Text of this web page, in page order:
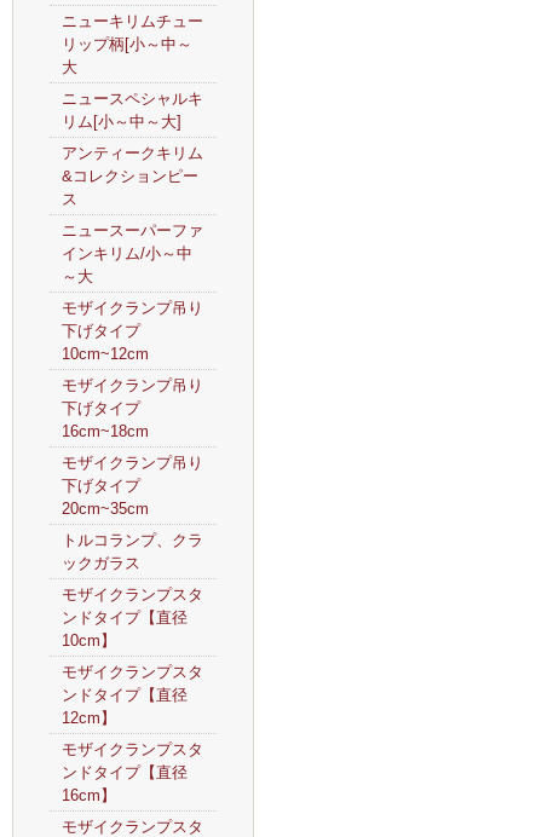
ニューキリムチュー
リップ柄[小～中～
大
ニュースペシャルキ
リム[小～中～大]
アンティークキリム
&コレクションピー
ス
ニュースーパーファ
インキリム/小～中
～大
モザイクランプ吊り
下げタイプ
10cm~12cm
モザイクランプ吊り
下げタイプ
16cm~18cm
モザイクランプ吊り
下げタイプ
20cm~35cm
トルコランプ、クラ
ックガラス
モザイクランプスタ
ンドタイプ【直径
10cm】
モザイクランプスタ
ンドタイプ【直径
12cm】
モザイクランプスタ
ンドタイプ【直径
16cm】
モザイクランプスタ